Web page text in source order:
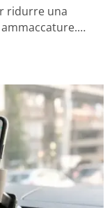
ridurre una